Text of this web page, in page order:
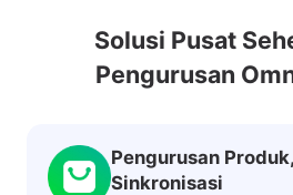
Solusi Pusat
Pengurusan
Pengurusan
Sinkronisasi